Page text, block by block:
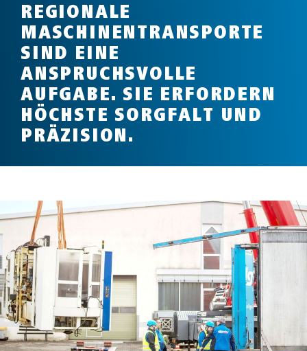
REGIONALE
MASCHINENTRANSPORTE
SIND EINE
ANSPRUCHSVOLLE
AUFGABE. SIE ERFORDERN
HÖCHSTE SORGFALT UND
PRÄZISION.